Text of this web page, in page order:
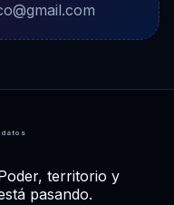
datos
territorio y
pasando.